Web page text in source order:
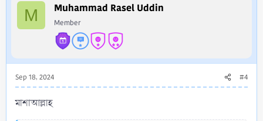
o
:
M Muhammad Rasel Uddin
Member
Sep 18, 2024 #4
মাশাআল্লাহ